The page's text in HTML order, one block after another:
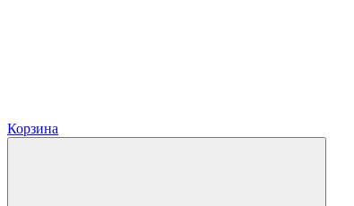
Корзина